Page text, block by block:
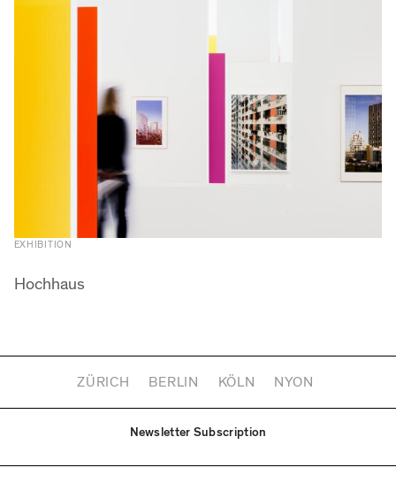
EXHIBITION
Hochhaus
ZÜRICH BERLIN KÖLN NYON
Newsletter Subscription